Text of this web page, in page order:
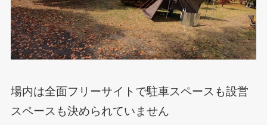
場内は全面フリーサイトで駐車スペースも設営
スペースも決められていません